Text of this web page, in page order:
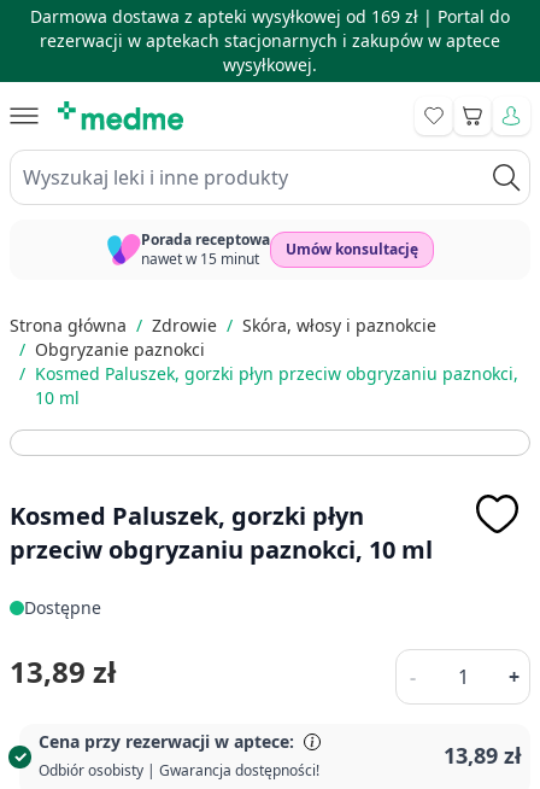
Darmowa dostawa z apteki wysyłkowej od 169 zł | Portal do
rezerwacji w aptekach stacjonarnych i zakupów w aptece
wysyłkowej.
Wyszukaj leki i inne produkty
Koszyk
Porada receptowa
nawet w 15 minut
Umów konsultację
Strona główna / Zdrowie / Skóra, włosy i paznokcie
/ Obgryzanie paznokci
/ Kosmed Paluszek, gorzki płyn przeciw obgryzaniu paznokci,
10 ml
Kosmed Paluszek, gorzki płyn
przeciw obgryzaniu paznokci, 10 ml
Dostępne
Cena przy rezerwacji w aptece:
Odbiór osobisty | Gwarancja dostępności!
13,89 zł
13,89 zł -
Ilość
+